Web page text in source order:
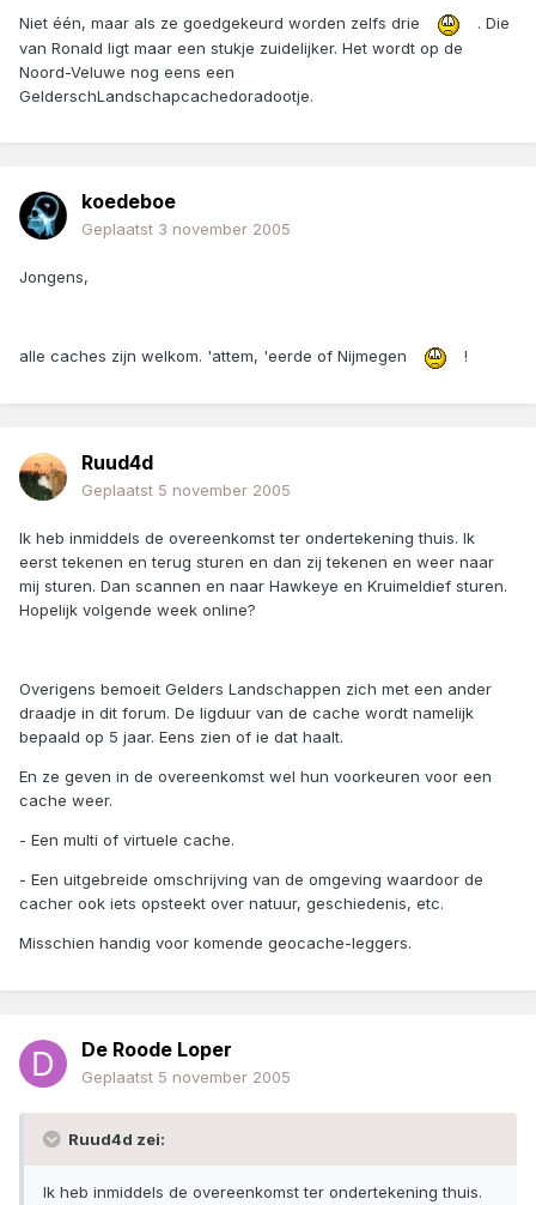
Niet één, maar als ze goedgekeurd worden zelfs drie
. Die
van Ronald ligt maar een stukje zuidelijker. Het wordt op de
Noord-Veluwe nog eens een
GelderschLandschapcachedoradootje.
koedeboe
Geplaatst 3 november 2005
Jongens,
alle caches zijn welkom. 'attem, 'eerde of Nijmegen !
Ruud4d
Geplaatst 5 november 2005
Ik heb inmiddels de overeenkomst ter ondertekening thuis. Ik
eerst tekenen en terug sturen en dan zij tekenen en weer naar
mij sturen. Dan scannen en naar Hawkeye en Kruimeldief sturen.
Hopelijk volgende week online?
Overigens bemoeit Gelders Landschappen zich met een ander
draadje in dit forum. De ligduur van de cache wordt namelijk
bepaald op 5 jaar. Eens zien of ie dat haalt.
En ze geven in de overeenkomst wel hun voorkeuren voor een
cache weer.
- Een multi of virtuele cache.
- Een uitgebreide omschrijving van de omgeving waardoor de
cacher ook iets opsteekt over natuur, geschiedenis, etc.
Misschien handig voor komende geocache-leggers.
De Roode Loper
Geplaatst 5 november 2005
Ruud4d zei:
Ik heb inmiddels de overeenkomst ter ondertekening thuis.